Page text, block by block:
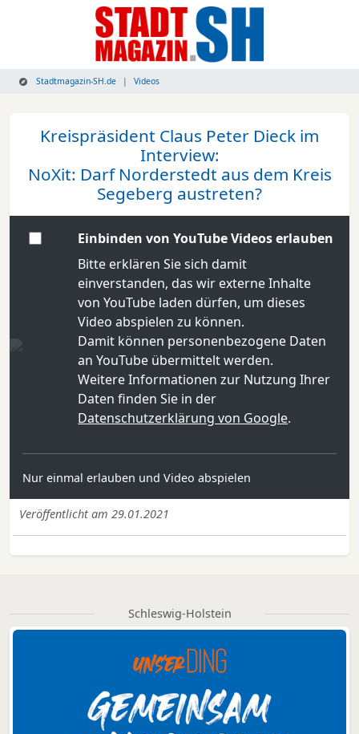
Stadtmagazin-SH.de Videos
Kreispräsident Claus Peter Dieck im
Interview:
NoXit: Darf Norderstedt aus dem Kreis
Segeberg austreten?
Einbinden von YouTube Videos erlauben
Bitte erklären Sie sich damit
einverstanden, das wir externe Inhalte
von YouTube laden dürfen, um dieses
Video abspielen zu können.
Damit können personenbezogene Daten
an YouTube übermittelt werden.
Weitere Informationen zur Nutzung Ihrer
Daten finden Sie in der
Datenschutzerklärung von Google.
Nur einmal erlauben und Video abspielen
Veröffentlicht am 29.01.2021
Schleswig-Holstein